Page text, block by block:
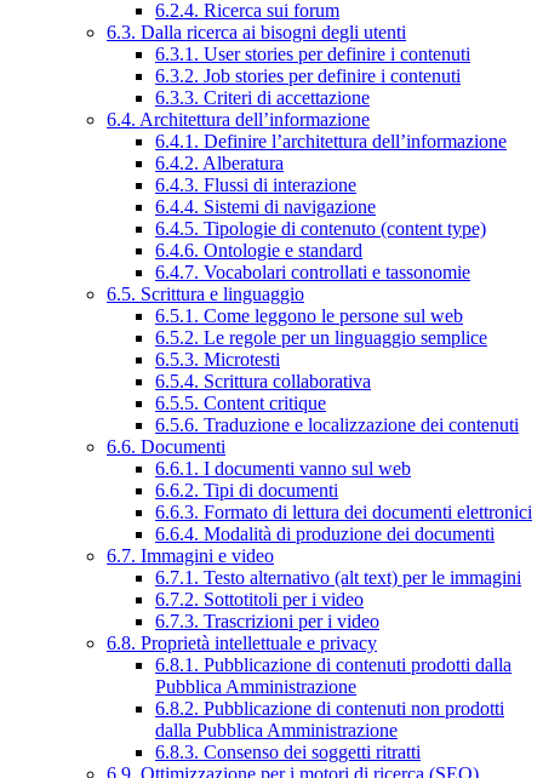
6.2.4. Ricerca sui forum
6.3. Dalla ricerca ai bisogni degli utenti
6.3.1. User stories per definire i contenuti
6.3.2. Job stories per definire i contenuti
6.3.3. Criteri di accettazione
6.4. Architettura dell’informazione
6.4.1. Definire l’architettura dell’informazione
6.4.2. Alberatura
6.4.3. Flussi di interazione
6.4.4. Sistemi di navigazione
6.4.5. Tipologie di contenuto (content type)
6.4.6. Ontologie e standard
6.4.7. Vocabolari controllati e tassonomie
6.5. Scrittura e linguaggio
6.5.1. Come leggono le persone sul web
6.5.2. Le regole per un linguaggio semplice
6.5.3. Microtesti
6.5.4. Scrittura collaborativa
6.5.5. Content critique
6.5.6. Traduzione e localizzazione dei contenuti
6.6. Documenti
6.6.1. I documenti vanno sul web
6.6.2. Tipi di documenti
6.6.3. Formato di lettura dei documenti elettronici
6.6.4. Modalità di produzione dei documenti
6.7. Immagini e video
6.7.1. Testo alternativo (alt text) per le immagini
6.7.2. Sottotitoli per i video
6.7.3. Trascrizioni per i video
6.8. Proprietà intellettuale e privacy
6.8.1. Pubblicazione di contenuti prodotti dalla
Pubblica Amministrazione
6.8.2. Pubblicazione di contenuti non prodotti
dalla Pubblica Amministrazione
6.8.3. Consenso dei soggetti ritratti
6.9. Ottimizzazione per i motori di ricerca (SEO)